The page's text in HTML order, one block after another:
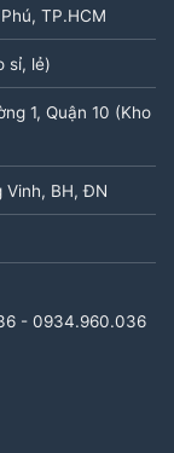
TP.HCM
sỉ, lẻ)
1, Quận 10 (Kho
Vinh, BH, ĐN
- 0934.960.036